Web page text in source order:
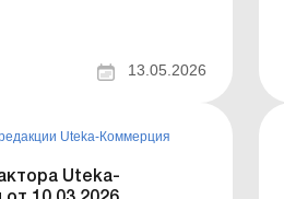
обряду»
13.05.2026
Uteka-Коммерция
Uteka-